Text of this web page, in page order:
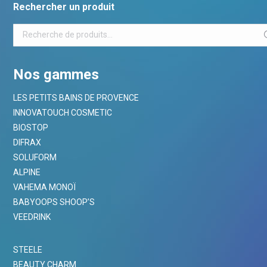
Rechercher un produit
Nos gammes
LES PETITS BAINS DE PROVENCE
INNOVATOUCH COSMETIC
BIOSTOP
DIFRAX
SOLUFORM
ALPINE
VAHEMA MONOÏ
BABYOOPS SHOOP’S
VEEDRINK
STEELE
BEAUTY CHARM